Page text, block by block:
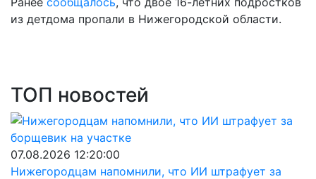
из детдома пропали в Нижегородской области.
ТОП новостей
07.08.2026 12:20:00
Нижегородцам напомнили, что ИИ штрафует за